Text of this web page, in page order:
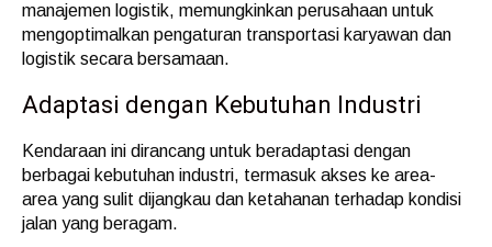
manajemen logistik, memungkinkan perusahaan untuk
mengoptimalkan pengaturan transportasi karyawan dan
logistik secara bersamaan.
Adaptasi dengan Kebutuhan Industri
Kendaraan ini dirancang untuk beradaptasi dengan
berbagai kebutuhan industri, termasuk akses ke area-
area yang sulit dijangkau dan ketahanan terhadap kondisi
jalan yang beragam.